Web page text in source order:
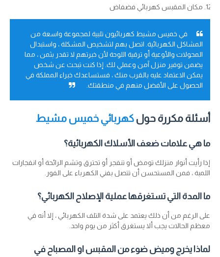
مكان المقبس كهربائي فضفاض
في خميس مشيط كهربائيون تلبية لمجموعة واسعة من
المشاكل الكهربائية. اتصل بهم لتشخيص المشكلة ، واستبدال
المحولات والأوعية أو ترقية اللوحة لأن خبرتهم لا تقدر بثمن ، مما
يضمن توفير منزل آمن وعملي لك. إذا كنت تبحث عن شخص
يمكن الاعتماد عليه بالقرب منك ، فستساعدك خبراء المملكة في
الحصول على الأفضل منهم في منطقتك.
أسئلة مكررة حول كهربائي خميس مشيط
ما هي علامات ضعف الأسلاك الكهربائية؟
إذا رأيت أنوار منزلك تومض أو تنفجر أو تحترق وتشم الرائحة أو انفجارات
اللمبة ، فمن المستحسن أن تتصل بفني الكهرباء على الفور.
ما المدة التي تستغرقها عملية الإصلاح الكهربائي؟
على الرغم من أن ذلك يعتمد على شدة التلف الكهربائي ، إلا أنه في
معظم الحالات يجب ألا يستغرق أكثر من يوم واحد.
لماذا يخرج وميض ضوء من المقبس او المصباح في